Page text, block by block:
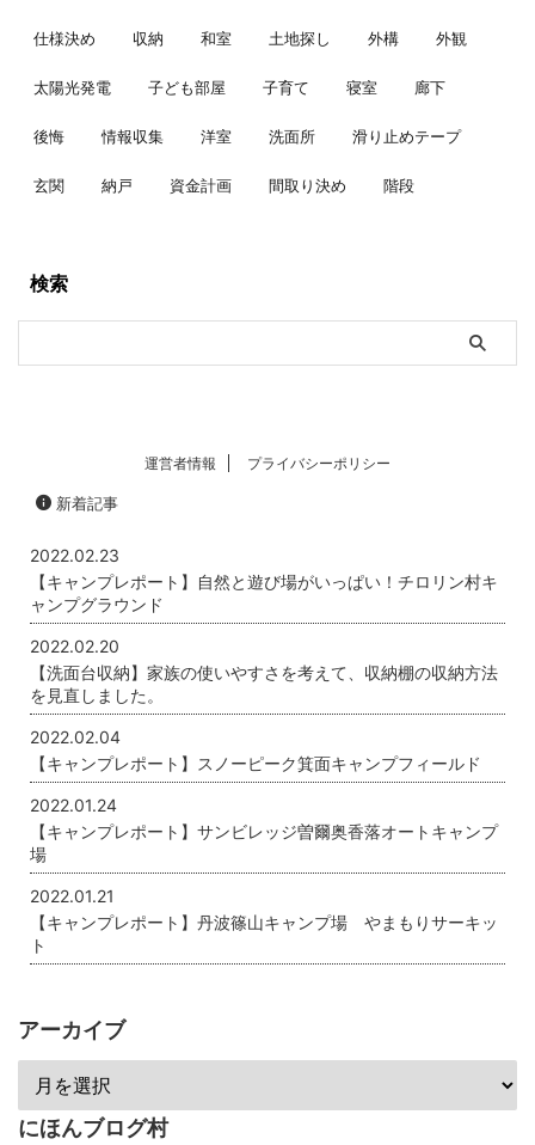
仕様決め 収納 和室 土地探し 外構 外観
太陽光発電 子ども部屋 子育て 寝室 廊下
後悔 情報収集 洋室 洗面所 滑り止めテープ
玄関 納戸 資金計画 間取り決め 階段
検索
運営者情報 プライバシーポリシー
新着記事
2022.02.23
【キャンプレポート】自然と遊び場がいっぱい！チロリン村キ
ャンプグラウンド
2022.02.20
【洗面台収納】家族の使いやすさを考えて、収納棚の収納方法
を見直しました。
2022.02.04
【キャンプレポート】スノーピーク箕面キャンプフィールド
2022.01.24
【キャンプレポート】サンビレッジ曽爾奥香落オートキャンプ
場
2022.01.21
【キャンプレポート】丹波篠山キャンプ場 やまもりサーキッ
ト
アーカイブ
にほんブログ村